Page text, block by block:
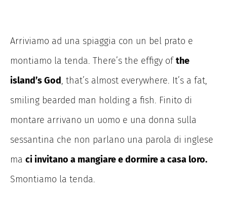
Arriviamo ad una spiaggia con un bel prato e
montiamo la tenda. There’s the effigy ofthe
island’s God, that’s almost everywhere. It’s a fat,
smiling bearded man holding a fish. Finito di
montare arrivano un uomo e una donna sulla
sessantina che non parlano una parola di inglese
ma ci invitano a mangiare e dormire a casa loro.
Smontiamo la tenda.